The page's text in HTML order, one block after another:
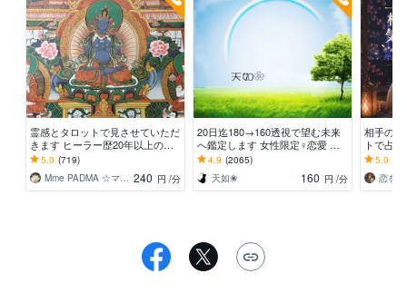
霊感とタロットで見させていただ
きます ヒーラー歴20年以上のパ
ドマが相談者様に寄り添います
5.0 (719)
Mme PADMA ☆マダムパドマ 240 円 /分
20日迄180→160透視で望む未来
へ鑑定します 女性限定♀恋愛 結
婚 仕事 人間関係 幸せへの糸口は
あります
4.9 (2065)
天如❀
160 円 /分
相手の
トで占
からな
あなたへ
5.0